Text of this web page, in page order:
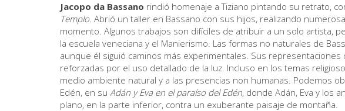
Jacopo da Bassano rindió homenaje a Tiziano pintando su retrato,
Templo. Abrió un taller en Bassano con sus hijos, realizando
momento. Algunos trabajos son difíciles de atribuir a un solo artista,
la escuela veneciana y el Manierismo. Las formas no naturales de
aunque él siguió caminos más experimentales. Sus representaciones
reforzadas por el uso detallado de la luz. Incluso en los temas
medio ambiente natural y a las presencias non humanas. Podemos
Edén, en su Adán y Eva en el paraíso del Edén, donde Adán, Eva y los
plano, en la parte inferior, contra un exuberante paisaje de montaña.